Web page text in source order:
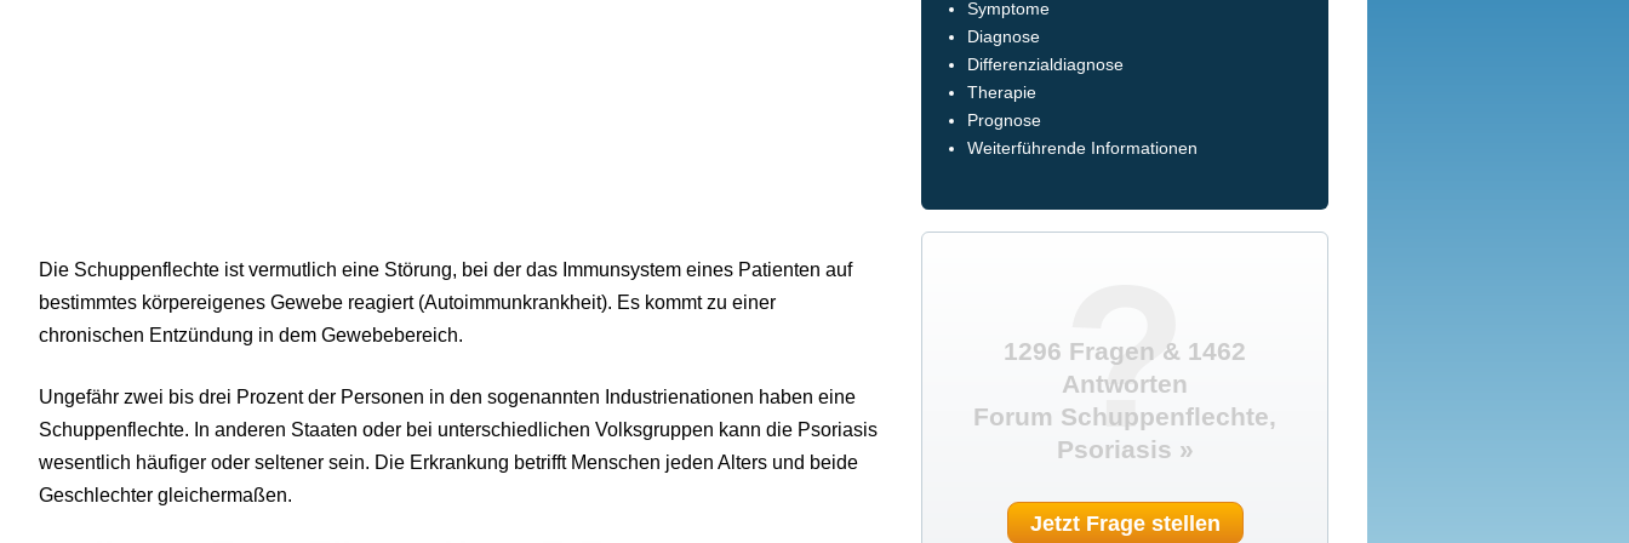
Die Schuppenflechte ist vermutlich eine Störung, bei der das Immunsystem eines Patienten auf
bestimmtes körpereigenes Gewebe reagiert (Autoimmunkrankheit). Es kommt zu einer
chronischen Entzündung in dem Gewebebereich.
Ungefähr zwei bis drei Prozent der Personen in den sogenannten Industrienationen haben eine
Schuppenflechte. In anderen Staaten oder bei unterschiedlichen Volksgruppen kann die Psoriasis
wesentlich häufiger oder seltener sein. Die Erkrankung betrifft Menschen jeden Alters und beide
Geschlechter gleichermaßen.
Symptome
Diagnose
Differenzialdiagnose
Therapie
Prognose
Weiterführende Informationen
?
1296 Fragen & 1462
Antworten
Forum Schuppenflechte,
Psoriasis »
Jetzt Frage stellen